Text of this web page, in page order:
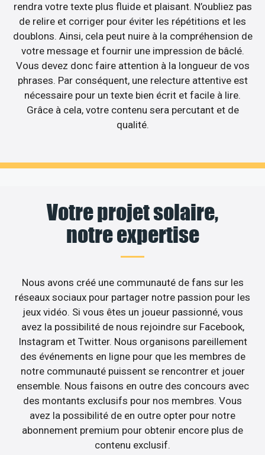
rendra votre texte plus fluide et plaisant. N’oubliez pas
de relire et corriger pour éviter les répétitions et les
doublons. Ainsi, cela peut nuire à la compréhension de
votre message et fournir une impression de bâclé.
Vous devez donc faire attention à la longueur de vos
phrases. Par conséquent, une relecture attentive est
nécessaire pour un texte bien écrit et facile à lire.
Grâce à cela, votre contenu sera percutant et de
qualité.
Votre projet solaire,
notre expertise
Nous avons créé une communauté de fans sur les
réseaux sociaux pour partager notre passion pour les
jeux vidéo. Si vous êtes un joueur passionné, vous
avez la possibilité de nous rejoindre sur Facebook,
Instagram et Twitter. Nous organisons pareillement
des événements en ligne pour que les membres de
notre communauté puissent se rencontrer et jouer
ensemble. Nous faisons en outre des concours avec
des montants exclusifs pour nos membres. Vous
avez la possibilité de en outre opter pour notre
abonnement premium pour obtenir encore plus de
contenu exclusif.